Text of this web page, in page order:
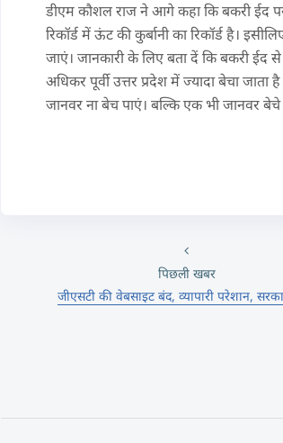
डीएम कौशल राज ने आगे कहा कि बकरी ईद
रिकॉर्ड में ऊंट की कुर्बानी का रिकॉर्ड है।
जाएं। जानकारी के लिए बता दें कि बकरी
अधिकर पूर्वी उत्तर प्रदेश में ज्यादा बेचा
जानवर ना बेच पाएं। बल्कि एक भी जानवर बेचे
पिछली खबर
जीएसटी की वेबसाइट बंद, व्यापारी परेशान,